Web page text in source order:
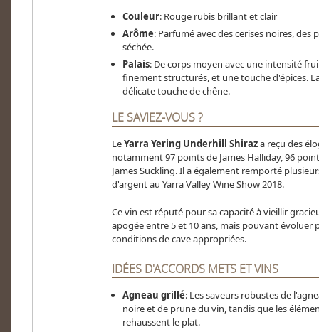
Couleur: Rouge rubis brillant et clair
Arôme: Parfumé avec des cerises noires,
séchée.
Palais: De corps moyen avec une intensité
finement structurés, et une touche d'épices.
délicate touche de chêne.
LE SAVIEZ-VOUS ?
LeYarra Yering Underhill Shiraza reçu des
notamment 97 points de James Halliday, 96
James Suckling. Il a également remporté
d'argent au Yarra Valley Wine Show 2018.
Ce vin est réputé pour sa capacité à vieillir
apogée entre 5 et 10 ans, mais pouvant évoluer
conditions de cave appropriées.
IDÉES D'ACCORDS METS ET VINS
Agneau grillé: Les saveurs robustes de
noire et de prune du vin, tandis que les
rehaussent le plat.